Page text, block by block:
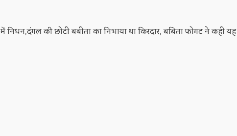
निधन,दंगल की छोटी बबीता का निभाया था किरदार, बबिता फोगट ने कही